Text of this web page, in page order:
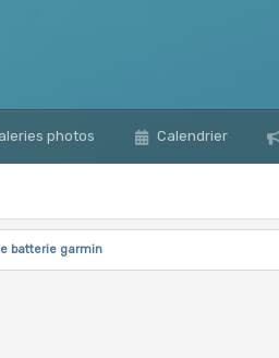
photos Calendrier
batterie garmin